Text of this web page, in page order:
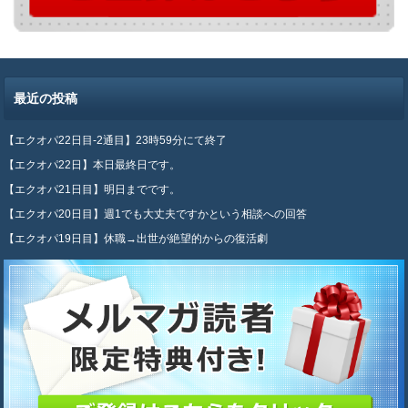
最近の投稿
【エクオパ22日目-2通目】23時59分にて終了
【エクオパ22日】本日最終日です。
【エクオパ21日目】明日までです。
【エクオパ20日目】週1でも大丈夫ですかという相談への回答
【エクオパ19日目】休職→出世が絶望的からの復活劇